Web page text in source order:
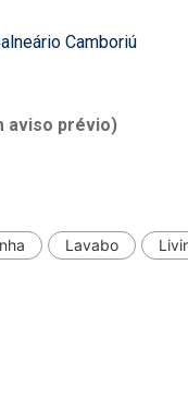
Camboriú
aviso prévio)
Lavabo